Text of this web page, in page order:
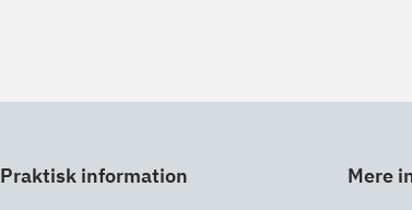
Praktisk information Mere